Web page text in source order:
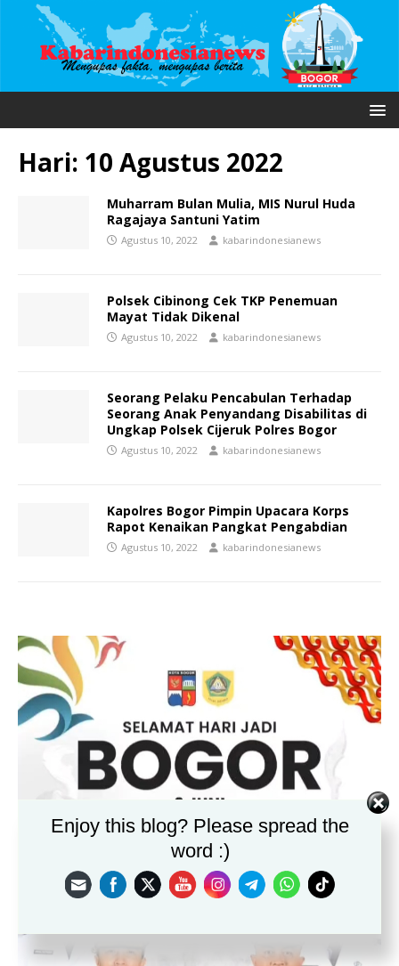
Hari: 10 Agustus 2022
Muharram Bulan Mulia, MIS Nurul Huda
Ragajaya Santuni Yatim
Agustus 10, 2022 kabarindonesianews
Polsek Cibinong Cek TKP Penemuan
Mayat Tidak Dikenal
Agustus 10, 2022 kabarindonesianews
Seorang Pelaku Pencabulan Terhadap
Seorang Anak Penyandang Disabilitas di
Ungkap Polsek Cijeruk Polres Bogor
Agustus 10, 2022 kabarindonesianews
Kapolres Bogor Pimpin Upacara Korps
Rapot Kenaikan Pangkat Pengabdian
Agustus 10, 2022 kabarindonesianews
Enjoy this blog? Please spread the
word :)